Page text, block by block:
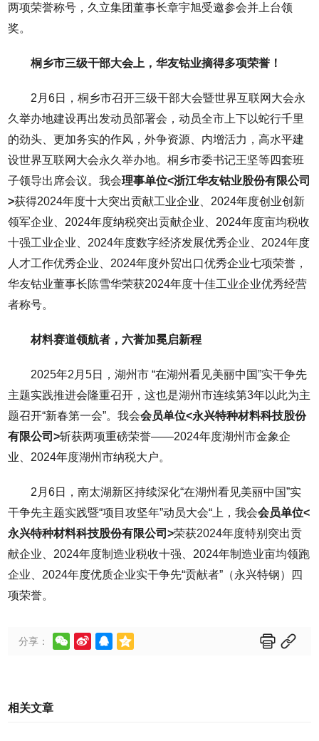
两项荣誉称号，久立集团董事长章宇旭受邀参会并上台领
奖。
桐乡市三级干部大会上，华友钴业摘得多项荣誉！
2月6日，桐乡市召开三级干部大会暨世界互联网大会永
久举办地建设再出发动员部署会，动员全市上下以蛇行千里
的劲头、更加务实的作风，外争资源、内增活力，高水平建
设世界互联网大会永久举办地。桐乡市委书记王坚等四套班
子领导出席会议。我会理事单位<浙江华友钴业股份有限公司
>获得2024年度十大突出贡献工业企业、2024年度创业创新
领军企业、2024年度纳税突出贡献企业、2024年度亩均税收
十强工业企业、2024年度数字经济发展优秀企业、2024年度
人才工作优秀企业、2024年度外贸出口优秀企业七项荣誉，
华友钴业董事长陈雪华荣获2024年度十佳工业企业优秀经营
者称号。
材料赛道领航者，六誉加冕启新程
2025年2月5日，湖州市 “在湖州看见美丽中国”实干争先
主题实践推进会隆重召开，这也是湖州市连续第3年以此为主
题召开“新春第一会”。我会会员单位<永兴特种材料科技股份
有限公司>斩获两项重磅荣誉——2024年度湖州市金象企
业、2024年度湖州市纳税大户。
2月6日，南太湖新区持续深化“在湖州看见美丽中国”实
干争先主题实践暨“项目攻坚年”动员大会“上，我会会员单位<
永兴特种材料科技股份有限公司>荣获2024年度特别突出贡
献企业、2024年度制造业税收十强、2024年制造业亩均领跑
企业、2024年度优质企业实干争先“贡献者”（永兴特钢）四
项荣誉。
分享：      
相关文章